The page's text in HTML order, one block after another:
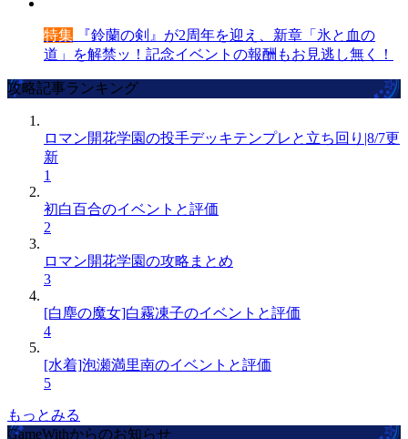
特集 『鈴蘭の剣』が2周年を迎え、新章「氷と血の
道」を解禁ッ！記念イベントの報酬もお見逃し無く！
攻略記事ランキング
ロマン開花学園の投手デッキテンプレと立ち回り|8/7更
新
1
初白百合のイベントと評価
2
ロマン開花学園の攻略まとめ
3
[白塵の魔女]白霧凍子のイベントと評価
4
[水着]泡瀬満里南のイベントと評価
5
もっとみる
GameWithからのお知らせ